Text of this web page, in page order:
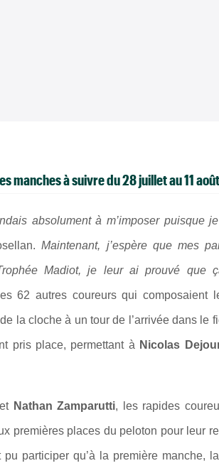
manches à suivre du 28 juillet au 11 août
absolument à m’imposer puisque
Maintenant, j’espère que mes
Madiot, je leur ai prouvé que
62 autres coureurs qui
la cloche à un tour de l’arrivée dans le
pris place, permettant à Nicolas
et Nathan Zamparutti, les rapides
premières places du peloton pour leur
pu participer qu’à la première manche,